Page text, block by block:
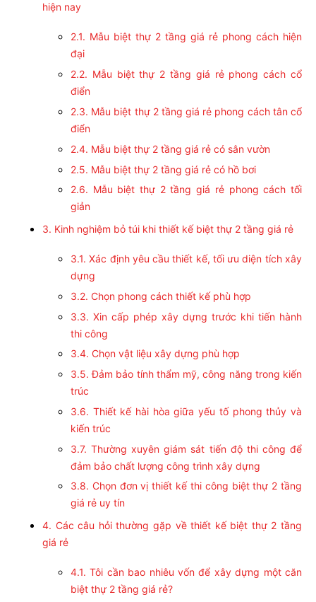
hiện nay
2.1. Mẫu biệt thự 2 tầng giá rẻ phong cách hiện
đại
2.2. Mẫu biệt thự 2 tầng giá rẻ phong cách cổ
điển
2.3. Mẫu biệt thự 2 tầng giá rẻ phong cách tân cổ
điển
2.4. Mẫu biệt thự 2 tầng giá rẻ có sân vườn
2.5. Mẫu biệt thự 2 tầng giá rẻ có hồ bơi
2.6. Mẫu biệt thự 2 tầng giá rẻ phong cách tối
giản
3. Kinh nghiệm bỏ túi khi thiết kế biệt thự 2 tầng giá rẻ
3.1. Xác định yêu cầu thiết kế, tối ưu diện tích xây
dựng
3.2. Chọn phong cách thiết kế phù hợp
3.3. Xin cấp phép xây dựng trước khi tiến hành
thi công
3.4. Chọn vật liệu xây dựng phù hợp
3.5. Đảm bảo tính thẩm mỹ, công năng trong kiến
trúc
3.6. Thiết kế hài hòa giữa yếu tố phong thủy và
kiến trúc
3.7. Thường xuyên giám sát tiến độ thi công để
đảm bảo chất lượng công trình xây dựng
3.8. Chọn đơn vị thiết kế thi công biệt thự 2 tầng
giá rẻ uy tín
4. Các câu hỏi thường gặp về thiết kế biệt thự 2 tầng
giá rẻ
4.1. Tôi cần bao nhiêu vốn để xây dựng một căn
biệt thự 2 tầng giá rẻ?